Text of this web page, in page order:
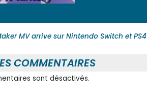
MV arrive sur Nintendo Switch et PS4
COMMENTAIRES
sont désactivés.